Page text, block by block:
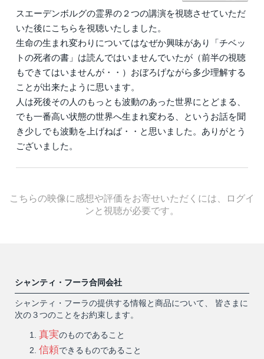
スエーデンボルグの霊界の２つの講演を視聴させていただ
いた後にこちらを視聴いたしました。
生命の生まれ変わりについてはなぜか興味があり「チベッ
トの死者の書」は読んではいませんでいたが（前半の視聴
もできてはいませんが・・）おぼろげながら多少理解する
ことが出来たように思います。
人は死後その人のもっとも波動のあった世界にとどまる、
でも一番高い状態の世界へ生まれ変わる、というお話を聞
き少しでも波動を上げねば・・と思いました。ありがとう
ございました。
こちらの映像に感想や評価をお寄せいただくには、ログイ
ンと視聴が必要です。
シャンティ・フーラ合同会社
シャンティ・フーラの提供する情報と商品について、 皆さまに
次の３つのことをお約束します。
真実のものであること
信頼できるものであること